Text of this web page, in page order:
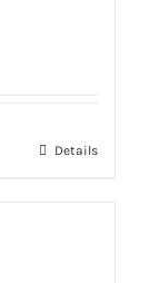
Details